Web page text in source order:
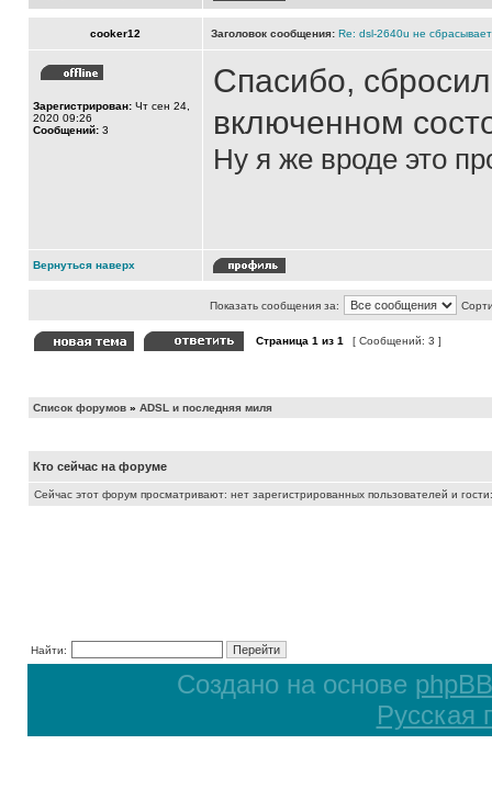
cooker12 Заголовок сообщения: Re: dsl-2640u не
Зарегистрирован: Чт сен 24,
2020 09:26
Сообщений: 3
Cпасибо,
включенном
Ну я же вроде это
Вернуться наверх
Показать сообщения за:
Страница 1 из 1 [ Сообщений: 3 ]
Список форумов » ADSL и последняя миля
Кто сейчас на форуме
Сейчас этот форум просматривают: нет зарегистрированных пользователей и
Найти:
Создано на основе phpBB
Русская